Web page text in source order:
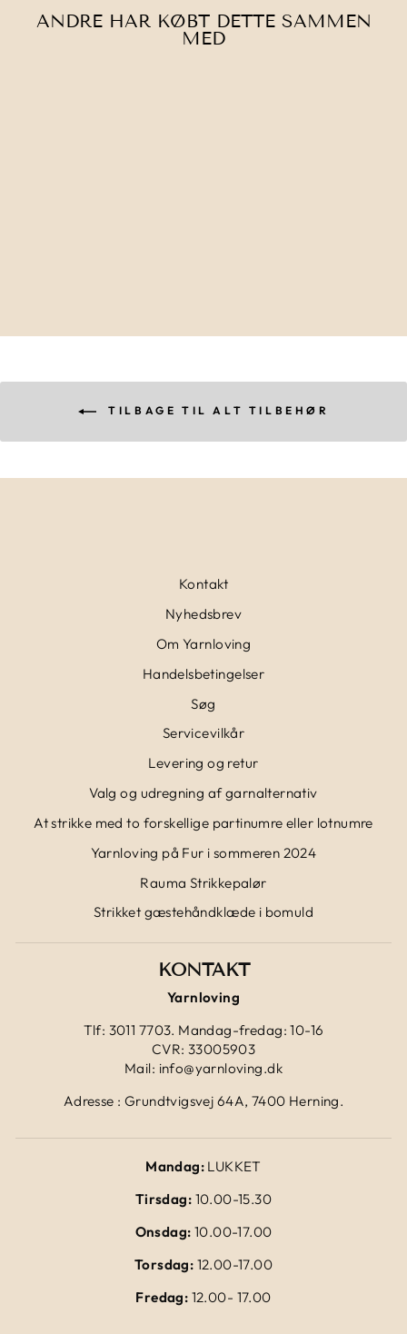
ANDRE HAR KØBT DETTE SAMMEN
MED
TILBAGE TIL ALT TILBEHØR
Kontakt
Nyhedsbrev
Om Yarnloving
Handelsbetingelser
Søg
Servicevilkår
Levering og retur
Valg og udregning af garnalternativ
At strikke med to forskellige partinumre eller lotnumre
Yarnloving på Fur i sommeren 2024
Rauma Strikkepalør
Strikket gæstehåndklæde i bomuld
KONTAKT
Yarnloving
Tlf: 3011 7703. Mandag-fredag: 10-16
CVR: 33005903
Mail: info@yarnloving.dk
Adresse : Grundtvigsvej 64A, 7400 Herning.
Mandag: LUKKET
Tirsdag: 10.00-15.30
Onsdag: 10.00-17.00
Torsdag: 12.00-17.00
Fredag: 12.00- 17.00